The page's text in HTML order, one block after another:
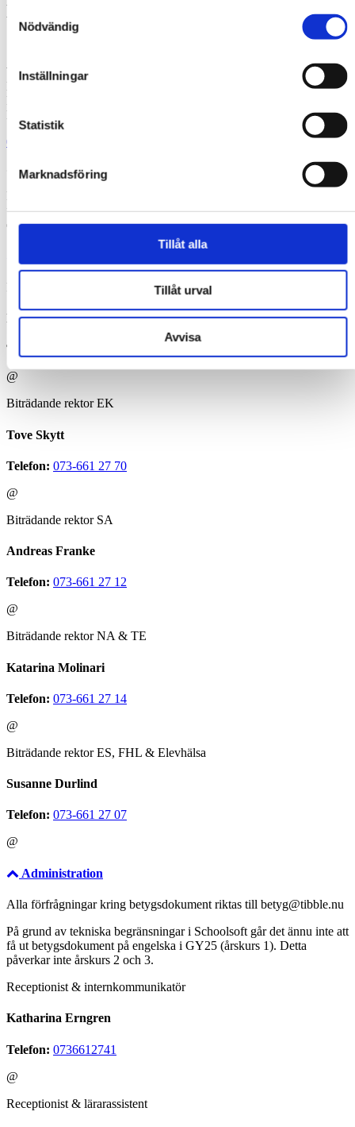
Samtyckesval
Nödvändig
Inställningar
Statistik
Marknadsföring
Tillåt alla
Tillåt urval
Avvisa
Kontakt
Växel
Måndag-Torsdag: 08.00-16.00
Fredag: 08.00-14.00
Lunchstängt: 12.00-13.00
08- 522 827 00
För att kontakta våra lärare, använd mallen
”fornamn.efternamn@tibble.nu”. Det går bra att ringa eller mejla
enligt ovan för att få information om stavning m.m.
Rektor
Liisa Gellerstedt
Telefon:
@
Biträdande rektor EK
Tove Skytt
Telefon: 073-661 27 70
@
Biträdande rektor SA
Andreas Franke
Telefon: 073-661 27 12
@
Biträdande rektor NA & TE
Katarina Molinari
Telefon: 073-661 27 14
@
Biträdande rektor ES, FHL & Elevhälsa
Susanne Durlind
Telefon: 073-661 27 07
@
Administration
Alla förfrågningar kring betygsdokument riktas till betyg@tibble.nu
På grund av tekniska begränsningar i Schoolsoft går det ännu inte att
få ut betygsdokument på engelska i GY25 (årskurs 1). Detta
påverkar inte årskurs 2 och 3.
Receptionist & internkommunikatör
Katharina Erngren
Telefon: 0736612741
@
Receptionist & lärarassistent